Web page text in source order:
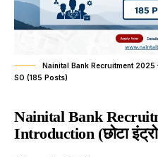
Nainital Bank Recruitment
SO (185 Posts)
Nainital Bank
Introduction (छोटा